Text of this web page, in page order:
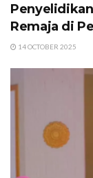
Remaja di
14 OCTOBER 2025